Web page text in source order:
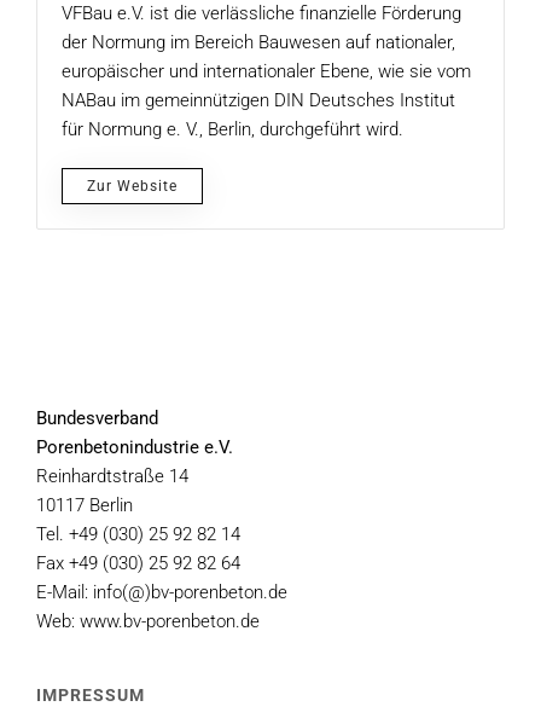
VFBau e.V. ist die verlässliche finanzielle Förderung
der Normung im Bereich Bauwesen auf nationaler,
europäischer und internationaler Ebene, wie sie vom
NABau im gemeinnützigen DIN Deutsches Institut
für Normung e. V., Berlin, durchgeführt wird.
Zur Website
Bundesverband
Porenbetonindustrie e.V.
Reinhardtstraße 14
10117 Berlin
Tel. +49 (030) 25 92 82 14
Fax +49 (030) 25 92 82 64
E-Mail: info(@)bv-porenbeton.de
Web: www.bv-porenbeton.de
IMPRESSUM